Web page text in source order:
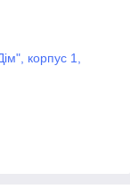
корпус 1,